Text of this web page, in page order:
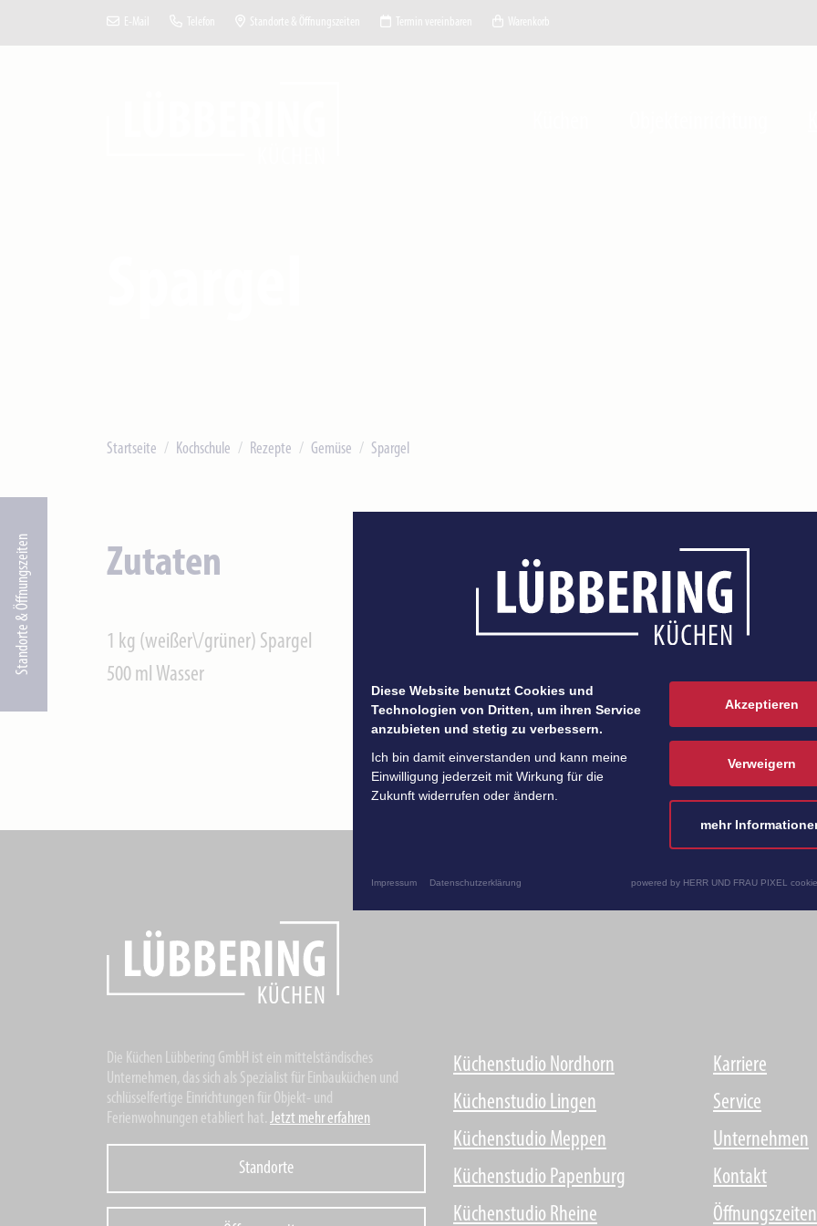
Standorte & Öffnungszeiten
E-Mail Telefon Standorte & Öffnungszeiten Termin vereinbaren Warenkorb
Startseite Kochschule Rezepte Gemüse Spargel
Zutaten
1 kg (weißer\/grüner) Spargel
500 ml Wasser
Zubereitung
Den Spargel in den
Dampfgarer schließen und
Die Küchen Lübbering GmbH ist ein mittelständisches
Unternehmen, das sich als Spezialist für Einbauküchen und
schlüsselfertige Einrichtungen für Objekt- und
Ferienwohnungen etabliert hat. Jetzt mehr erfahren
Standorte
Küchenstudio Nordhorn
Küchenstudio Lingen
Küchenstudio Meppen
Küchenstudio Papenburg
Küchenstudio Rheine
Karriere
Service
Unternehmen
Kontakt
Öffnungszeiten
Diese Website benutzt Cookies und
Technologien von Dritten, um ihren Service
anzubieten und stetig zu verbessern.
Ich bin damit einverstanden und kann meine
Einwilligung jederzeit mit Wirkung für die
Zukunft widerrufen oder ändern.
Akzeptieren
Verweigern
mehr
Impressum Datenschutzerklärung powered by HERR UND FRAU PIXEL